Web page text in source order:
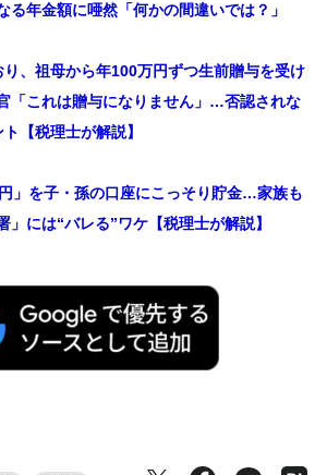
る年金額に唖然「何かの間違いでは？」
り、祖母から年100万円ずつ生前贈与を受け
「これは贈与になりません」…否認されな
【税理士が解説】
」を子・孫の口座にこっそり貯金…家族も
」には“バレる”ワケ【税理士が解説】